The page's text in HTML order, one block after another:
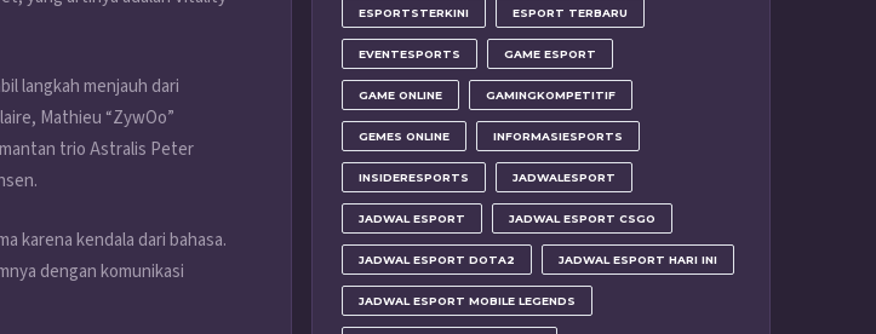
langkah menjauh dari
Mathieu “ZywOo”
trio Astralis Peter
karena kendala dari bahasa.
dengan komunikasi
ESPORTSTERKINI ESPORT TERBARU
EVENTESPORTS GAME ESPORT
GAME ONLINE GAMINGKOMPETITIF
GEMES ONLINE INFORMASIESPORTS
INSIDERESPORTS JADWALESPORT
JADWAL ESPORT JADWAL ESPORT CSGO
JADWAL ESPORT DOTA2 JADWAL ESPORT HARI INI
JADWAL ESPORT MOBILE LEGENDS